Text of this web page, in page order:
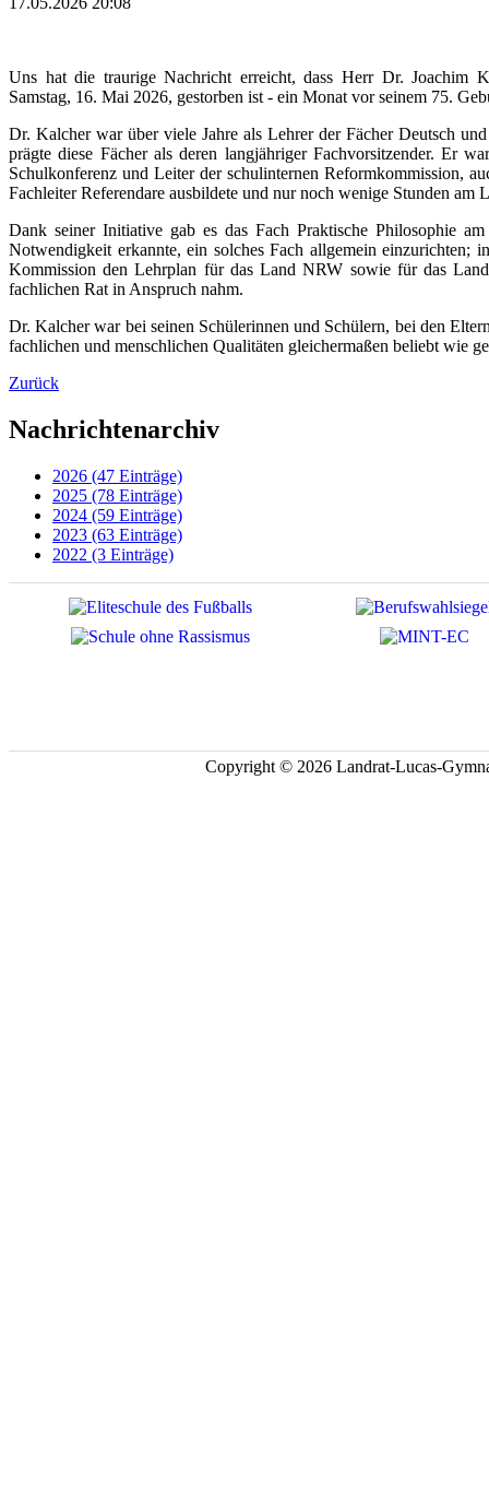
Uns hat die traurige Nachricht erreicht, dass Herr Dr. Joachim
Samstag, 16. Mai 2026, gestorben ist - ein Monat vor seinem 75.
Dr. Kalcher war über viele Jahre als Lehrer der Fächer Deutsch
prägte diese Fächer als deren langjähriger Fachvorsitzender. Er
Schulkonferenz und Leiter der schulinternen Reformkommission,
Fachleiter Referendare ausbildete und nur noch wenige Stunden am
Dank seiner Initiative gab es das Fach Praktische Philosophie
Notwendigkeit erkannte, ein solches Fach allgemein einzurichten;
Kommission den Lehrplan für das Land NRW sowie für das
fachlichen Rat in Anspruch nahm.
Dr. Kalcher war bei seinen Schülerinnen und Schülern, bei den
fachlichen und menschlichen Qualitäten gleichermaßen beliebt wie
Zurück
Nachrichtenarchiv
2026 (47 Einträge)
2025 (78 Einträge)
2024 (59 Einträge)
2023 (63 Einträge)
2022 (3 Einträge)
Copyright © 2026 Landrat-Lucas-